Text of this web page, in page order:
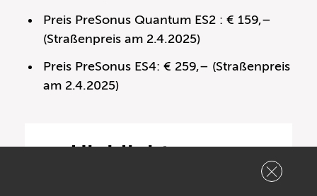
Preis PreSonus Quantum ES2 : € 159,–
(Straßenpreis am 2.4.2025)
Preis PreSonus ES4: € 259,– (Straßenpreis
am 2.4.2025)
Highlights